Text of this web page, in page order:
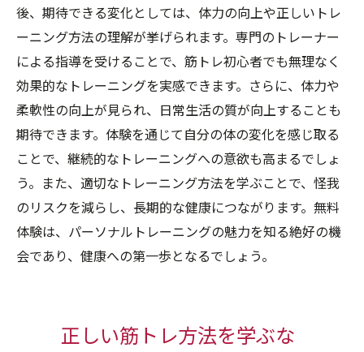
後、期待できる変化としては、体力の向上や正しいトレ
ーニング方法の理解が挙げられます。専門のトレーナー
による指導を受けることで、筋トレ初心者でも無理なく
効果的なトレーニングを実感できます。さらに、体力や
柔軟性の向上が見られ、日常生活の質が向上することも
期待できます。体験を通じて自分の体の変化を感じ取る
ことで、継続的なトレーニングへの意欲も高まるでしょ
う。また、適切なトレーニング方法を学ぶことで、怪我
のリスクを減らし、長期的な健康につながります。無料
体験は、パーソナルトレーニングの魅力を知る絶好の機
会であり、健康への第一歩となるでしょう。
正しい筋トレ方法を学ぶな